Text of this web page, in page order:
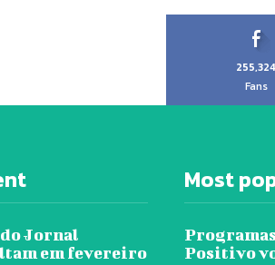
255,324
Fans
Jornal
em fevereiro
Most
Positivo